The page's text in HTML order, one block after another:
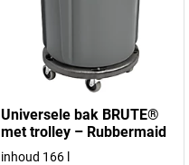
Universele bak BRUTE®
met trolley – Rubbermaid
inhoud 166 l